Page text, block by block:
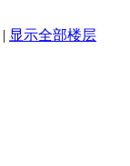
| 显示全部楼层